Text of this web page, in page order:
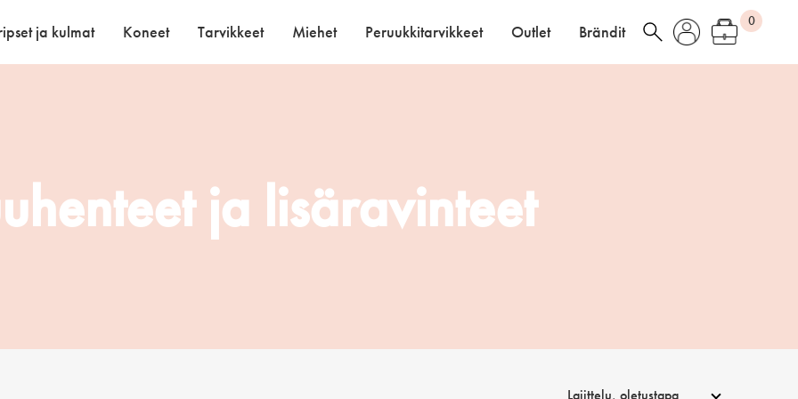
ja kulmat Koneet Tarvikkeet Miehet Peruukkitarvikkeet Outlet Brändit
0
ja lisäravinteet